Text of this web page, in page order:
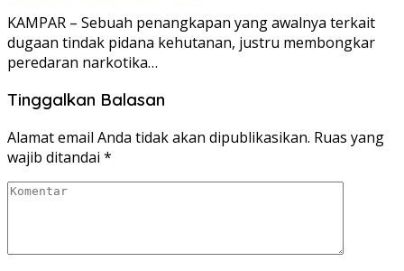
KAMPAR – Sebuah penangkapan yang awalnya terkait
dugaan tindak pidana kehutanan, justru membongkar
peredaran narkotika…
Tinggalkan Balasan
Alamat email Anda tidak akan dipublikasikan. Ruas yang
wajib ditandai *